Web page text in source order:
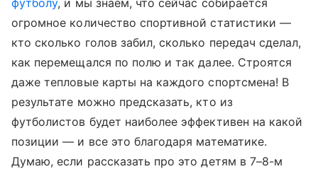
футболу, и мы знаем, что сейчас собирается
огромное количество спортивной статистики —
кто сколько голов забил, сколько передач сделал,
как перемещался по полю и так далее. Строятся
даже тепловые карты на каждого спортсмена! В
результате можно предсказать, кто из
футболистов будет наиболее эффективен на какой
позиции — и все это благодаря математике.
Думаю, если рассказать про это детям в 7–8-м